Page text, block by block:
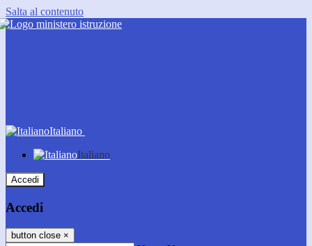
Salta al contenuto
Italiano
Italiano
Accedi
Accedi
button close ×